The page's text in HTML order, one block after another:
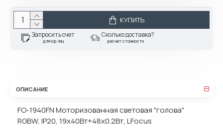
КУПИТЬ
Запросить счет
для юр.лиц
Сколько доставка?
расчет стоимости
ОПИСАНИЕ
FO-1940FN Моторизованная световая "голова"
RGBW, IP20, 19х40Вт+48х0.2Вт, LFocus